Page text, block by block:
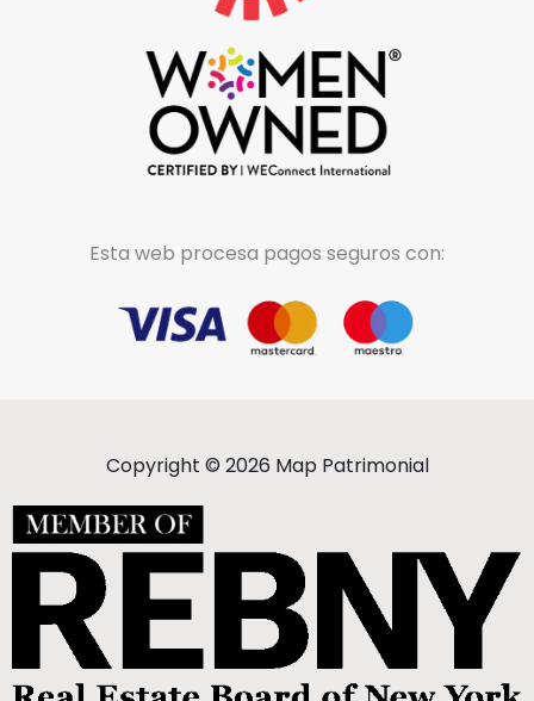
Esta web procesa pagos seguros con:
Copyright © 2026 Map Patrimonial